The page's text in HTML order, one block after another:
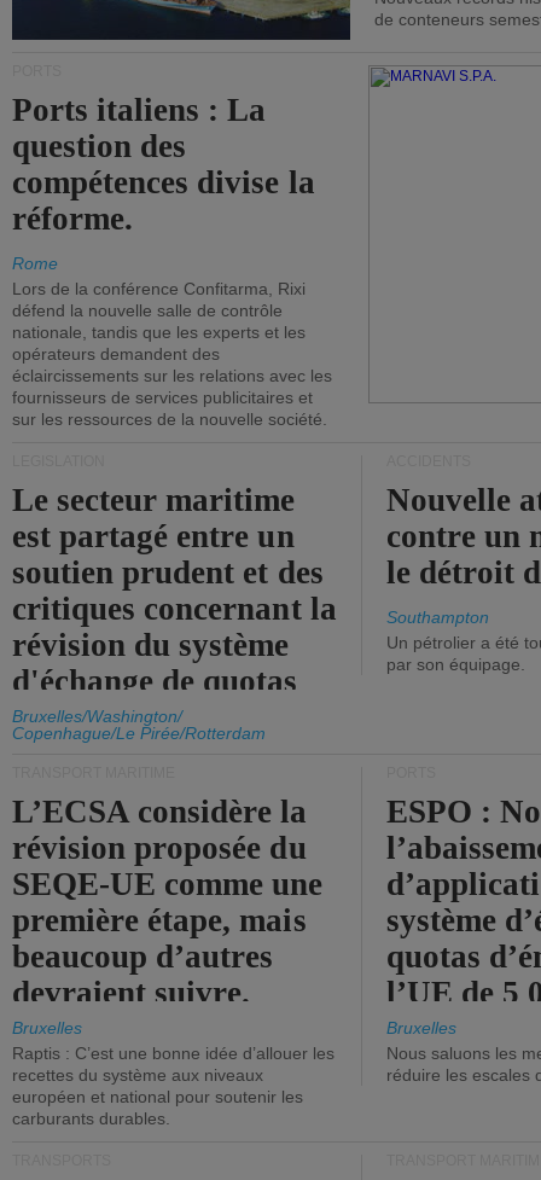
de conteneurs
Ports italiens : La
question des
compétences divise la
réforme.
Rome
Lors de la conférence Confitarma, Rixi
défend la nouvelle salle de contrôle
nationale, tandis que les experts et les
opérateurs demandent des
éclaircissements sur les relations avec les
fournisseurs de services publicitaires et
sur les ressources de la nouvelle société.
Le secteur maritime
est partagé entre un
soutien prudent et des
critiques concernant la
révision du système
d'échange de quotas
d'émission de l'UE.
Bruxelles/Washington/
Copenhague/Le Pirée/Rotterdam
Nouvelle
contre un
le détroit
Southampton
Un pétrolier a été
par son équipage.
L’ECSA considère la
révision proposée du
SEQE-UE comme une
première étape, mais
beaucoup d’autres
devraient suivre.
Bruxelles
Raptis : C’est une bonne idée d’allouer les
recettes du système aux niveaux
européen et national pour soutenir les
carburants durables.
ESPO :
système
quotas
l’UE de 5
tonneaux
brute.
Bruxelles
Nous saluons les
réduire les escales